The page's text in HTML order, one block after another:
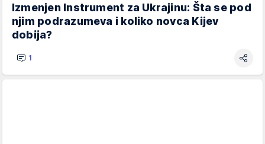
Izmenjen Instrument za Ukrajinu: Šta se pod
njim podrazumeva i koliko novca Kijev
dobija?
1